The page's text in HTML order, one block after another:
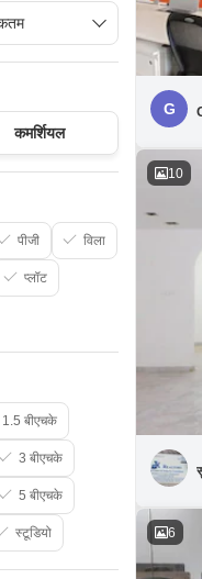
G
10
6
कमर्शियल
पीजी विला
प्लॉट
1.5 बीएचके
3 बीएचके
5 बीएचके
स्टूडियो